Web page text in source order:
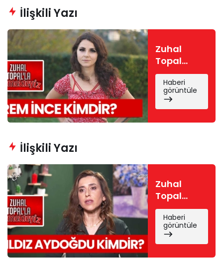
İlişkili Yazı
Zuhal
Topal
Yemekteyiz
İrem
kimdir?
İrem İnce
nereli, kaç
Haberi
görüntüle
İlişkili Yazı
Zuhal
Topal
Yemekteyiz
Yıldız
kimdir?
Yıldız
Aydoğdu
Haberi
görüntüle